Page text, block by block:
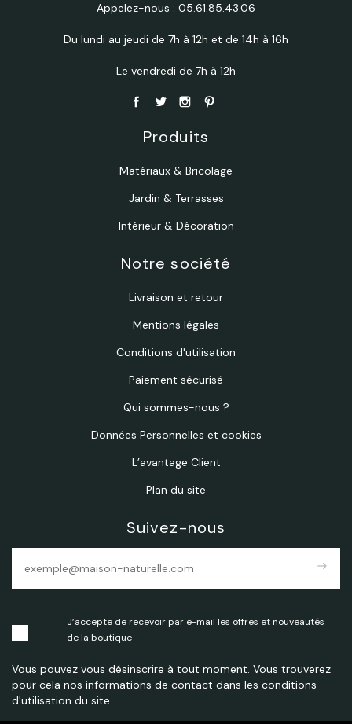
Appelez-nous : 05.61.85.43.06
Du lundi au jeudi de 7h à 12h et de 14h à 16h
Le vendredi de 7h à 12h
Produits
Matériaux & Bricolage
Jardin & Terrasses
Intérieur & Décoration
Notre société
Livraison et retour
Mentions légales
Conditions d'utilisation
Paiement sécurisé
Qui sommes-nous ?
Données Personnelles et cookies
L’avantage Client
Plan du site
Suivez-nous
east
J’accepte de recevoir par e-mail les offres et nouveautés
de la boutique
Vous pouvez vous désinscrire à tout moment. Vous trouverez
pour cela nos informations de contact dans les conditions
d'utilisation du site.